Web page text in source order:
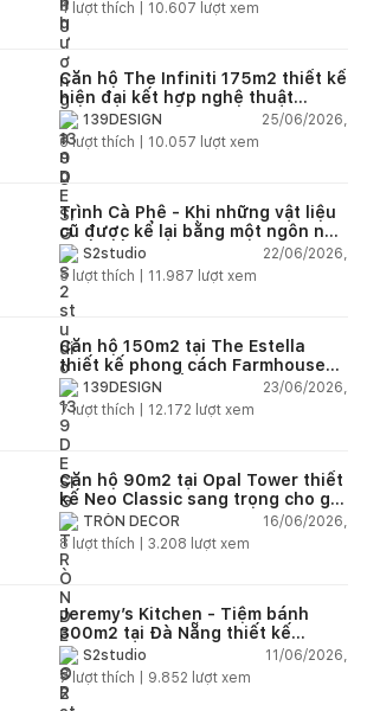
đẹp và thoáng
rào thú vị cho những ai yêu thích không
vẫn muốn riêng tư
kế hàng rào độc lạ, có thể thay đổi 12 kiểu
vừa đẹp vừa tiện dụng
nhà sàn kính ở Trung Quốc
dịu dàng giữa phố là tổ ấm đong đầy tình
4 lượt thích | 10.607 lượt xem
Căn hộ The Infiniti 175m2 thiết kế
hiện đại kết hợp nghệ thuật
Modern Art đầy cảm xúc
139DESIGN
25/06/2026,
6lượt thích | 10.057 lượt xem
Trình Cà Phê - Khi những vật liệu
cũ được kể lại bằng một ngôn ngữ
thiết kế mới
S2studio
22/06/2026,
5 lượt thích | 11.987 lượt xem
Căn hộ 150m2 tại The Estella
thiết kế phong cách Farmhouse
thanh lịch và ấm áp
139DESIGN
23/06/2026,
7lượt thích | 12.172 lượt xem
Căn hộ 90m2 tại Opal Tower thiết
kế Neo Classic sang trọng cho gia
đình trẻ
TRÒN DECOR
16/06/2026,
8 lượt thích | 3.208 lượt xem
Jeremy’s Kitchen - Tiệm bánh
300m2 tại Đà Nẵng thiết kế
phong cách công nghiệp hiện đại
ngập tràn ánh sáng tự nhiên
S2studio
11/06/2026,
7lượt thích | 9.852 lượt xem